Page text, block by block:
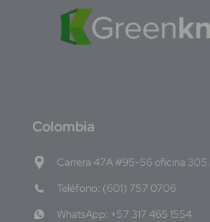
Colombia
Carrera 47A #95-56 oficina 305.
Teléfono: (601) 757 0706
WhatsApp: +57 317 465 1554